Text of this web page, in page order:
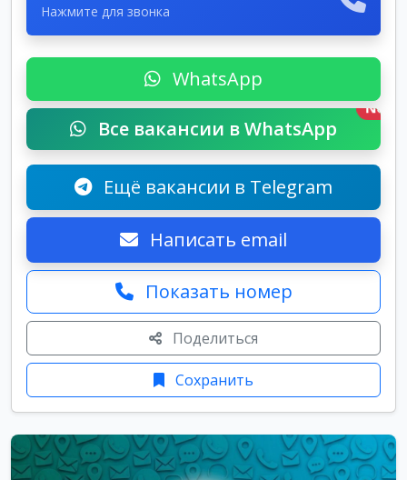
Нажмите для звонка
WhatsApp
Все вакансии в WhatsApp
New
Ещё вакансии в Telegram
Написать email
Показать номер
Поделиться
Сохранить